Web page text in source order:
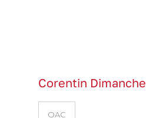
Corentin Dimanche
OAC